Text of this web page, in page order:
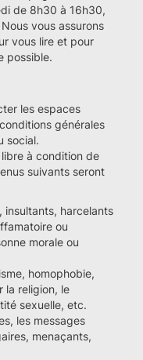
de 8h30 à 16h30,
vous assurons
vous lire et pour
possible.
les espaces
générales
social.
à condition de
suivants seront
insultants, harcelants
ou
morale ou
homophobie,
la religion, le
sexuelle, etc.
les messages
menaçants,